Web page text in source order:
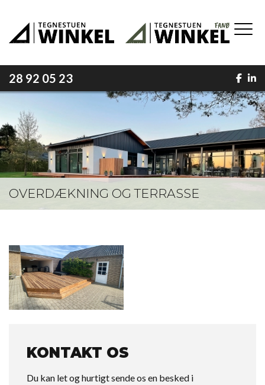
hovedindhold
28 92 05 23
OVERDÆKNING OG TERRASSE
KONTAKT OS
Du kan let og hurtigt sende os en besked i